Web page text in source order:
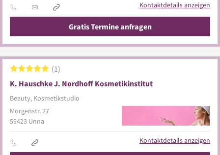
Kontaktdetails anzeigen
Gratis Termine anfragen
K. Hauschke J. Nordhoff Kosmetikinstitut
Beauty, Kosmetikstudio
1
Morgenstr. 27
59423 Unna
Kontaktdetails anzeigen